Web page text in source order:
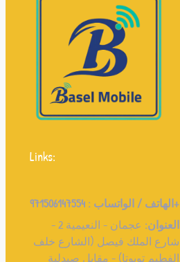
Links:
الهاتف / الواتساب :971506147554+
العنوان:
عجمان - النعيمية 2 -
شارع الملك فيصل (الشارع خلف
الفطيم تويوتا) - مقابل صيدلية